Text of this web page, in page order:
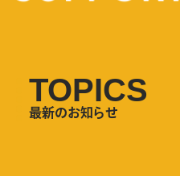
最新のお知らせ
TOPICS